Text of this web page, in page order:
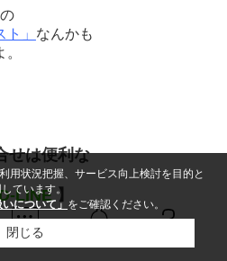
」 なんかも
せは便利な
LINE 】
ススメです
問い合せ
用状況把握、サービス向上検討を目的と
ています。
について」 をご確認ください。
閉じる